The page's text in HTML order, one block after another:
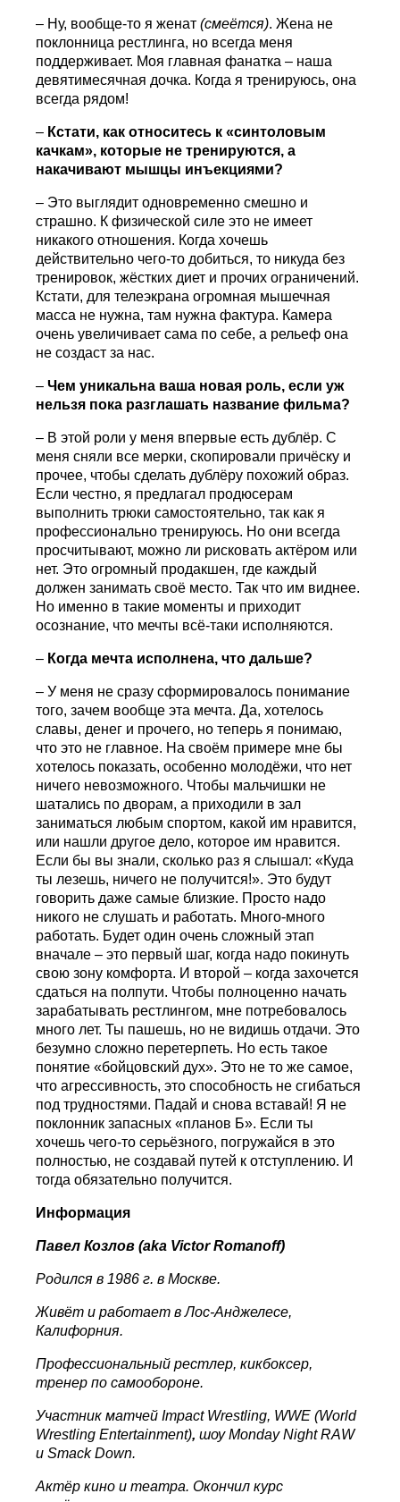
– Ну, вообще-то я женат(смеётся). Жена не
поклонница рестлинга, но всегда меня
поддерживает. Моя главная фанатка – наша
девятимесячная дочка. Когда я тренируюсь, она
всегда рядом!
– Кстати, как относитесь к «синтоловым
качкам», которые не тренируются, а
накачивают мышцы инъекциями?
– Это выглядит одновременно смешно и
страшно. К физической силе это не имеет
никакого отношения. Когда хочешь
действительно чего-то добиться, то никуда без
тренировок, жёстких диет и прочих ограничений.
Кстати, для телеэкрана огромная мышечная
масса не нужна, там нужна фактура. Камера
очень увеличивает сама по себе, а рельеф она
не создаст за нас.
–Чем уникальна ваша новая роль, если уж
нельзя пока разглашать название фильма?
– В этой роли у меня впервые есть дублёр. С
меня сняли все мерки, скопировали причёску и
прочее, чтобы сделать дублёру похожий образ.
Если честно, я предлагал продюсерам
выполнить трюки самостоятельно, так как я
профессионально тренируюсь. Но они всегда
просчитывают, можно ли рисковать актёром или
нет. Это огромный продакшен, где каждый
должен занимать своё место. Так что им виднее.
Но именно в такие моменты и приходит
осознание, что мечты всё-таки исполняются.
– Когда мечта исполнена, что дальше?
– У меня не сразу сформировалось понимание
того, зачем вообще эта мечта. Да, хотелось
славы, денег и прочего, но теперь я понимаю,
что это не главное. На своём примере мне бы
хотелось показать, особенно молодёжи, что нет
ничего невозможного. Чтобы мальчишки не
шатались по дворам, а приходили в зал
заниматься любым спортом, какой им нравится,
или нашли другое дело, которое им нравится.
Если бы вы знали, сколько раз я слышал: «Куда
ты лезешь, ничего не получится!». Это будут
говорить даже самые близкие. Просто надо
никого не слушать и работать. Много-много
работать. Будет один очень сложный этап
вначале – это первый шаг, когда надо покинуть
свою зону комфорта. И второй – когда захочется
сдаться на полпути. Чтобы полноценно начать
зарабатывать рестлингом, мне потребовалось
много лет. Ты пашешь, но не видишь отдачи. Это
безумно сложно перетерпеть. Но есть такое
понятие «бойцовский дух». Это не то же самое,
что агрессивность, это способность не сгибаться
под трудностями. Падай и снова вставай! Я не
поклонник запасных «планов Б». Если ты
хочешь чего-то серьёзного, погружайся в это
полностью, не создавай путей к отступлению. И
тогда обязательно получится.
Информация
Павел Козлов (aka Victor Romanoff)
Родился в 1986 г. в Москве.
Живёт и работает в Лос-Анджелесе,
Калифорния.
Профеccиональный рестлер, кикбоксер,
тренер по самообороне.
Участник матчей Impact Wrestling, WWE (World
Wrestling Entertainment),шоуMonday Night RAW
и Smack Down.
Актёр кино и театра. Окончил курс